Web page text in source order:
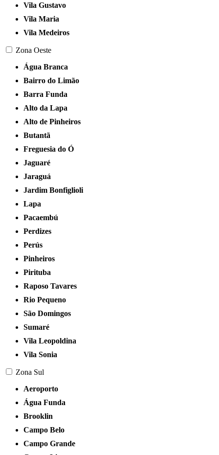
Vila Gustavo
Vila Maria
Vila Medeiros
Zona Oeste
Água Branca
Bairro do Limão
Barra Funda
Alto da Lapa
Alto de Pinheiros
Butantã
Freguesia do Ó
Jaguaré
Jaraguá
Jardim Bonfiglioli
Lapa
Pacaembú
Perdizes
Perús
Pinheiros
Pirituba
Raposo Tavares
Rio Pequeno
São Domingos
Sumaré
Vila Leopoldina
Vila Sonia
Zona Sul
Aeroporto
Água Funda
Brooklin
Campo Belo
Campo Grande